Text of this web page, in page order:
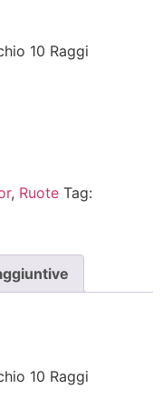
10 Raggi
, Ruote Tag:
10 Raggi